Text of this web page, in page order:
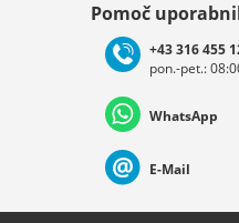
Deutschland
Nederland Italia
Pomoč
+43 316 455
pon.-pet.:
WhatsApp
E-Mail